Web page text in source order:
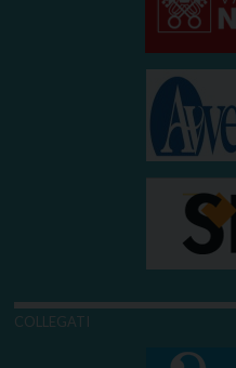
COLLEGATI